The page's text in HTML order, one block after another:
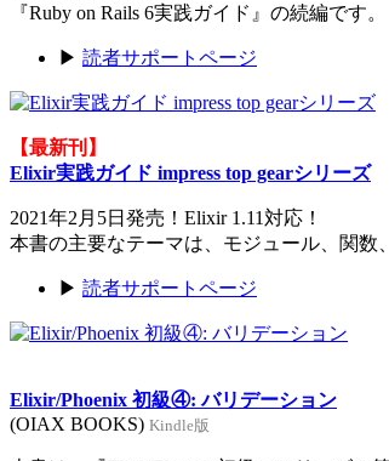
『Ruby on Rails 6実践ガイド』の続編です。
▶ 読者サポートページ
【最新刊】
Elixir実践ガイド impress top gearシリーズ
2021年2月5日発売！Elixir 1.11対応！
本書の主要なテーマは、モジュール、関数
▶ 読者サポートページ
Elixir/Phoenix 初級④: バリデーション
(OIAX BOOKS) Kindle版